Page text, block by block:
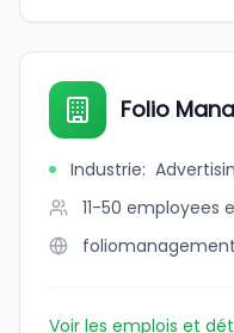
Folio
Industrie:
11-50 employees
Voir les emplois et